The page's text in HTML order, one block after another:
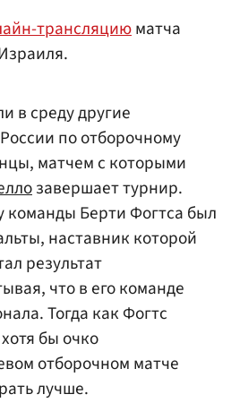
трансляциюматча
в среду другие
по отборочному
матчем с которыми
завершает турнир.
команды Берти Фогтса был
наставник которой
результат
что в его команде
Тогда как Фогтс
бы очко
отборочном матче
лучше.